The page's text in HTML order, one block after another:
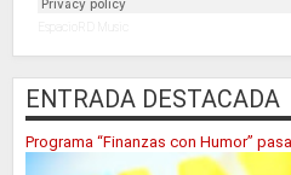
ENTRADA DESTACADA
Programa “Finanzas con Humor”